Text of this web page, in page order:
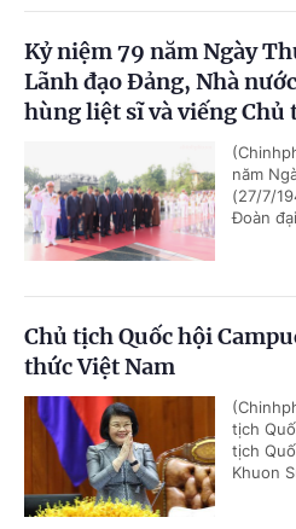
Kỷ niệm 79 năm Ngày
Lãnh đạo Đảng, Nhà
hùng liệt sĩ và viếng
năm
(27/7/
Đoàn
Chủ tịch Quốc hội
thức Việt Nam
tịch
tịch
Khuon